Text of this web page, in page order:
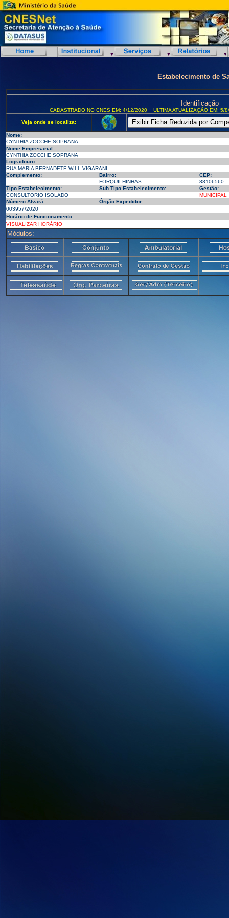
Estabelecimento de
Identificação
CADASTRADO NO CNES EM: 4/12/2020 ULTIMA ATUALIZAÇÃO EM:
Veja onde se localiza:
Nome:
CYNTHIA ZOCCHE SOPRANA
Nome Empresarial:
CYNTHIA ZOCCHE SOPRANA
Logradouro:
RUA MARIA BERNADETE WILL VIGARANI
Complemento:
Bairro:
CEP:
FORQUILHINHAS
88106560
Tipo Estabelecimento:
Sub Tipo Estabelecimento:
Gestão:
CONSULTORIO ISOLADO
MUNICIPAL
Número Alvará:
Órgão Expedidor:
003957/2020
Horário de Funcionamento:
VISUALIZAR HORÁRIO
Módulos: